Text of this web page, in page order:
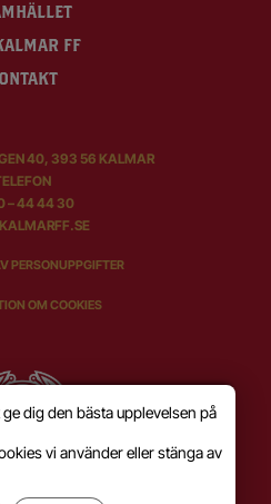
FF
40, 393 56 KALMAR
– 44 44 30
PERSONUPPGIFTER
OM COOKIES
dig den bästa upplevelsen på
vi använder eller stänga av